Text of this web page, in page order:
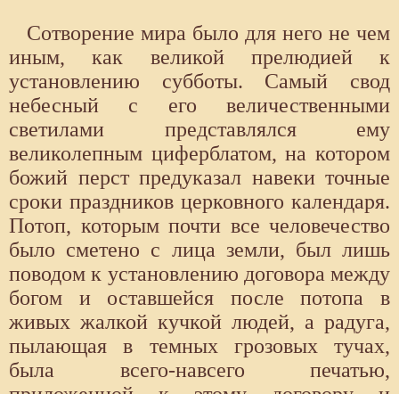
Сотворение мира было для него не чем
иным, как великой прелюдией к
установлению субботы. Самый свод
небесный с его величественными
светилами представлялся ему
великолепным циферблатом, на котором
божий перст предуказал навеки точные
сроки праздников церковного календаря.
Потоп, которым почти все человечество
было сметено с лица земли, был лишь
поводом к установлению договора между
богом и оставшейся после потопа в
живых жалкой кучкой людей, а радуга,
пылающая в темных грозовых тучах,
была всего-навсего печатью,